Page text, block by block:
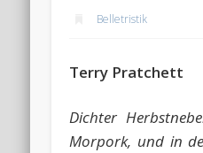
Belletristik
Terry Pratchett
Dichter
Morpork, und in